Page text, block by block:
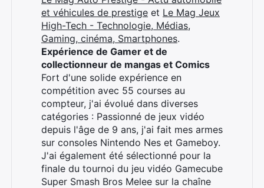
et véhicules de prestige et Le Mag Jeux
High-Tech - Technologie, Médias,
Gaming, cinéma, Smartphones.
Expérience de Gamer et de
collectionneur de mangas et Comics
Fort d'une solide expérience en
compétition avec 55 courses au
compteur, j'ai évolué dans diverses
catégories : Passionné de jeux vidéo
depuis l'âge de 9 ans, j'ai fait mes armes
sur consoles Nintendo Nes et Gameboy.
J'ai également été sélectionné pour la
finale du tournoi du jeu vidéo Gamecube
Super Smash Bros Melee sur la chaîne